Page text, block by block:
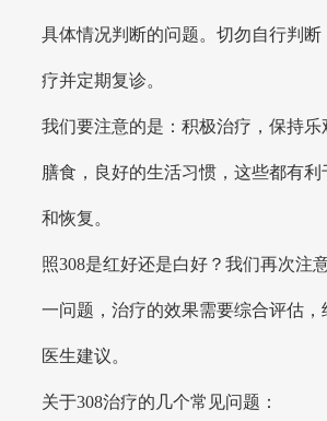
具体情况判断的问题。切勿自行判
疗并定期复诊。
我们要注意的是：积极治疗，保持乐
膳食，良好的生活习惯，这些都有
和恢复。
照308是红好还是白好？我们再次注
一问题，治疗的效果需要综合评估，
医生建议。
关于308治疗的几个常见问题：